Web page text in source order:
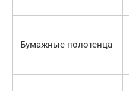
Бумажные полотенца